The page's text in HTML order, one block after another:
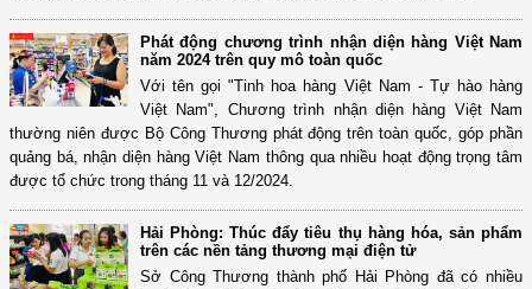
Phát động chương trình nhận diện hàng Việt Nam
năm 2024 trên quy mô toàn quốc
Với tên gọi "Tinh hoa hàng Việt Nam - Tự hào hàng
Việt Nam", Chương trình nhận diện hàng Việt Nam
thường niên được Bộ Công Thương phát động trên toàn quốc, góp phần
quảng bá, nhận diện hàng Việt Nam thông qua nhiều hoạt động trọng tâm
được tổ chức trong tháng 11 và 12/2024.
Hải Phòng: Thúc đẩy tiêu thụ hàng hóa, sản phẩm
trên các nền tảng thương mại điện tử
Sở Công Thương thành phố Hải Phòng đã có nhiều